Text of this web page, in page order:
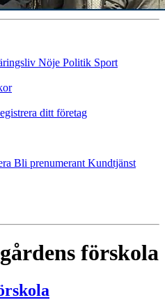
Nöje Politik Sport
ditt företag
Bli prenumerant Kundtjänst
förskola